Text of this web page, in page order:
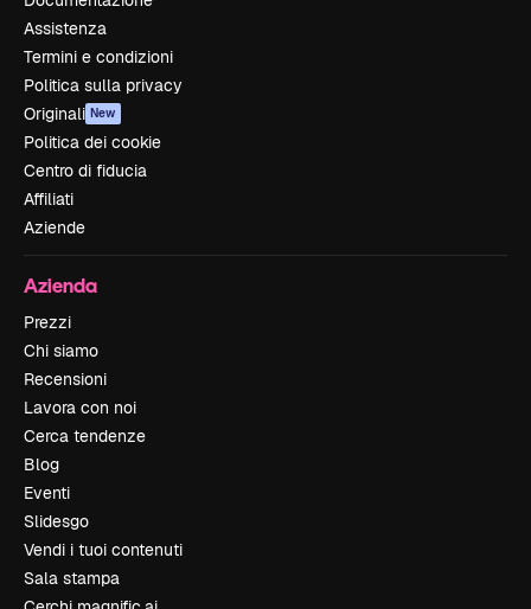
Assistenza
Termini e condizioni
Politica sulla privacy
Originali New
Politica dei cookie
Centro di fiducia
Affiliati
Aziende
Azienda
Prezzi
Chi siamo
Recensioni
Lavora con noi
Cerca tendenze
Blog
Eventi
Slidesgo
Vendi i tuoi contenuti
Sala stampa